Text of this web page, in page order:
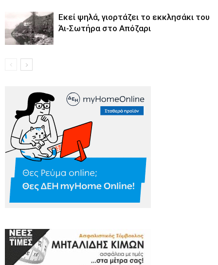
Εκεί ψηλά, γιορτάζει το εκκλησάκι του
Άι-Σωτήρα στο Απόζαρι